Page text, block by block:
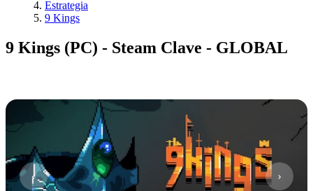
Estrategia
9 Kings
9 Kings (PC) - Steam Clave - GLOBAL